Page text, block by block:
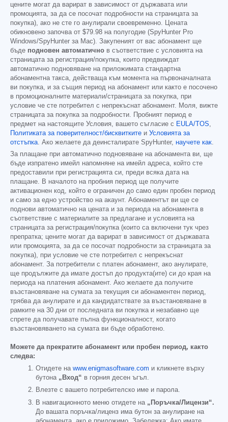
цените могат да варират в зависимост от държавата или
промоцията, за да се посочат подробности на страницата за
покупка), ако не сте го анулирали своевременно. Цената
обикновено започва от $79.98 на полугодие (SpyHunter Pro
Windows/SpyHunter за Mac). Закупеният от вас абонамент ще
бъде подновен автоматично в съответствие с условията на
страницата за регистрация/покупка, които предвиждат
автоматично подновяване на приложимата стандартна
абонаментна такса, действаща към момента на първоначалната
ви покупка, и за същия период на абонамент или както е посочено
в промоционалните материали/страницата за покупка, при
условие че сте потребител с непрекъснат абонамент. Моля, вижте
страницата за покупка за подробности. Пробният период е
предмет на настоящите Условия, вашето съгласие с EULA/TOS,
Политиката за поверителност/бисквитките и Условията за
отстъпка. Ако желаете да деинсталирате SpyHunter, научете как.
За плащане при автоматично подновяване на абонамента ви, ще
бъде изпратено имейл напомняне на имейл адреса, който сте
предоставили при регистрацията си, преди всяка дата на
плащане. В началото на пробния период ще получите
активационен код, който е ограничен до само един пробен период
и само за едно устройство на акаунт. Абонаментът ви ще се
поднови автоматично на цената и за периода на абонамента в
съответствие с материалите за предлагане и условията на
страницата за регистрация/покупка (които са включени тук чрез
препратка; цените могат да варират в зависимост от държавата
или промоцията, за да се посочат подробности за страницата за
покупка), при условие че сте потребител с непрекъснат
абонамент. За потребители с платен абонамент, ако анулирате,
ще продължите да имате достъп до продукта(ите) си до края на
периода на платения абонамент. Ако желаете да получите
възстановяване на сумата за текущия си абонаментен период,
трябва да анулирате и да кандидатствате за възстановяване в
рамките на 30 дни от последната ви покупка и незабавно ще
спрете да получавате пълна функционалност, когато
възстановяването на сумата ви бъде обработено.
Можете да прекратите абонамент или пробен период, както
следва:
Отидете на www.enigmasoftware.com и кликнете върху
бутона „Вход“ в горния десен ъгъл.
Влезте с вашето потребителско име и парола.
В навигационното меню отидете на „Поръчка/Лицензи“.
До вашата поръчка/лиценз има бутон за анулиране на